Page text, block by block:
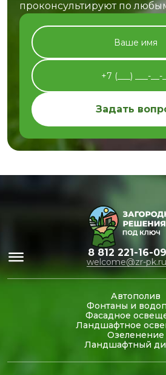
проконсультируют по
Задать
8 812 221-16-09
welcome@zr-pk.ru
Автополив
Фонтаны и
Фасадное
Ландшафтное
Озеленение
Ландшафтный